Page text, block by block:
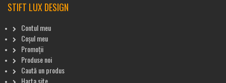
STIFT LUX DESIGN
Contul meu
Coșul meu
Promoții
Produse noi
Caută un produs
Harta site